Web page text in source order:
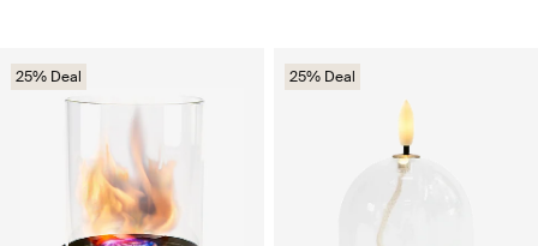
25% Deal 25% Deal